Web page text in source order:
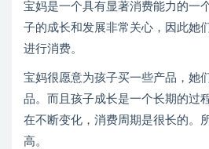
宝妈是一个具有显著消费能力的一
子的成长和发展非常关心，因此她
进行消费。
宝妈很愿意为孩子买一些产品，她
品。而且孩子成长是一个长期的过
在不断变化，消费周期是很长的。
高。